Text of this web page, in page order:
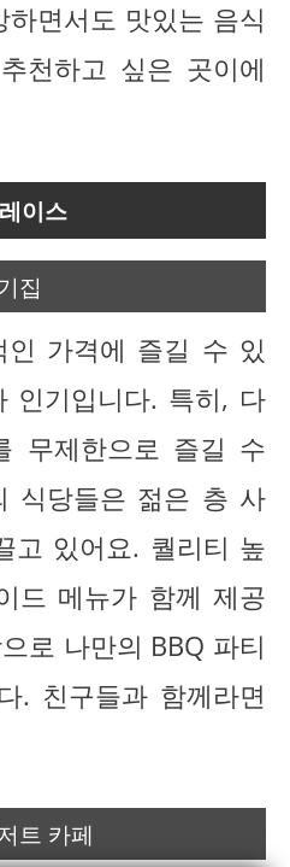
면서도 맛있는 음식
천하고 싶은 곳이에
이스
집
가격에 즐길 수 있
인기입니다. 특히, 다
무제한으로 즐길 수
식당들은 젊은 층 사
고 있어요. 퀄리티 높
드 메뉴가 함께 제공
로 나만의 BBQ 파티
. 친구들과 함께라면
트 카페